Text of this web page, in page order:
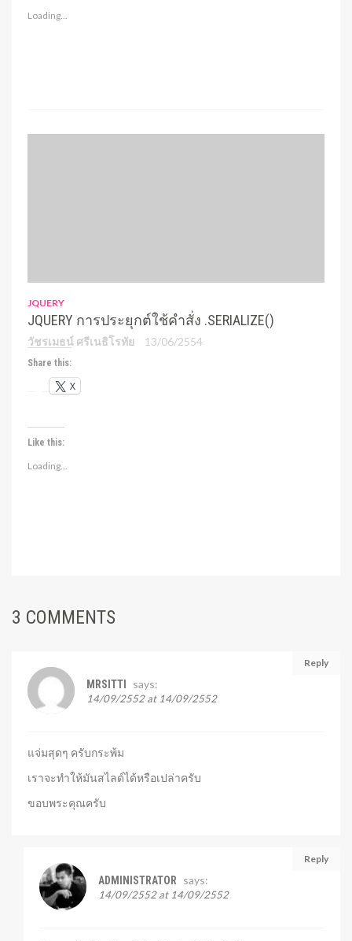
Loading...
JQUERY
JQUERY การประยุกต์ใช้คำสั่ง .SERIALIZE()
วัชรเมธน์ ศรีเนธิโรทัย 13/06/2554
Share this:
X
Like this:
Loading...
3 COMMENTS
Reply
MRSITTI says:
14/09/2552 at 14/09/2552
แจ่มสุดๆ ครับกระพ้ม
เราจะทำให้มันสไลด์ได้หรือเปล่าครับ
ขอบพระคุณครับ
Reply
ADMINISTRATOR says:
14/09/2552 at 14/09/2552